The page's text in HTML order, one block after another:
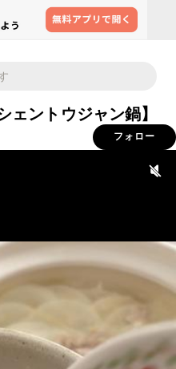
ントウジャン鍋】
フォロー